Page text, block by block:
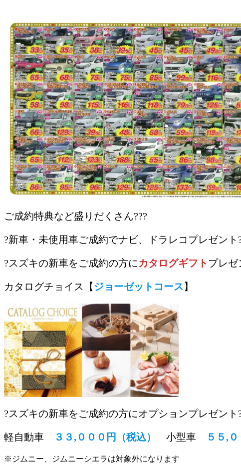
ご成約特典など盛りだくさん???
?新車・未使用車ご成約でナビ、ドラレコプレゼント
?スズキの新車をご成約の方にカタログギフト プレゼ
カタログチョイス【 ジョーゼットコース】
?スズキの新車をご成約の方にオプションプレゼント
軽自動車 ３３,０００円（税込） 小型車 ５５,
※ジムニー、ジムニーシエラは対象外になります